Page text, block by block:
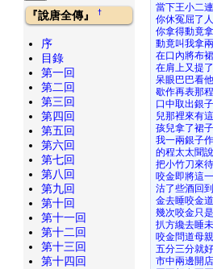
當下王小二
你休冤屈了
你拿得動竟
動竟叫我拿
在口內將布
在肩上又提
呆眼巴巴看
歇作再表那
口中取出銀
兒那裡來有
孩兒拿了裙
我一兩銀子
的程太太聞
把小竹刀來
咬金即將這
沽了些酒回
金去睡咬金
幾次咬金只
扒方纔去睡
咬金問道母
五分三分就
市中兩邊開
『說唐全傳』†
序
目錄
第一回
第二回
第三回
第四回
第五回
第六回
第七回
第八回
第九回
第十回
第十一回
第十二回
第十三回
第十四回